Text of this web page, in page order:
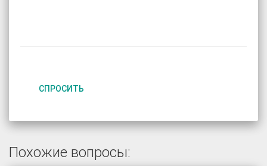
СПРОСИТЬ
Похожие вопросы: